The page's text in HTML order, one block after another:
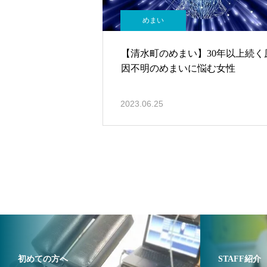
めまい
【清水町のめまい】30年以上続く
因不明のめまいに悩む女性
2023.06.25
初めての方へ STAFF紹介